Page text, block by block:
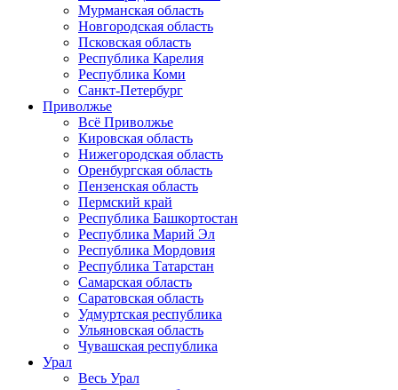
Мурманская область
Новгородская область
Псковская область
Республика Карелия
Республика Коми
Санкт-Петербург
Приволжье
Всё Приволжье
Кировская область
Нижегородская область
Оренбургская область
Пензенская область
Пермский край
Республика Башкортостан
Республика Марий Эл
Республика Мордовия
Республика Татарстан
Самарская область
Саратовская область
Удмуртская республика
Ульяновская область
Чувашская республика
Урал
Весь Урал